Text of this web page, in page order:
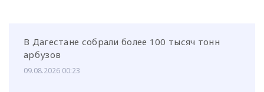
В Дагестане собрали более 100 тысяч тонн
арбузов
09.08.2026 00:23